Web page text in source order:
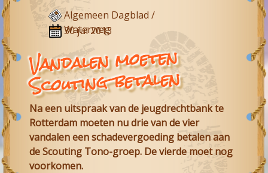
Algemeen Dagblad /
Waterweg
30 jul 2013
Vandalen moeten
Scouting betalen
Na een uitspraak van de jeugdrechtbank te
Rotterdam moeten nu drie van de vier
vandalen een schadevergoeding betalen aan
de Scouting Tono-groep. De vierde moet nog
voorkomen.